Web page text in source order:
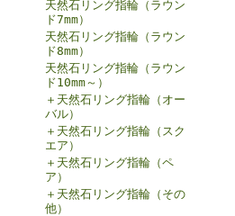
天然石リング指輪（ラウン
ド7mm）
天然石リング指輪（ラウン
ド8mm）
天然石リング指輪（ラウン
ド10mm～）
＋天然石リング指輪（オー
バル）
＋天然石リング指輪（スク
エア）
＋天然石リング指輪（ペ
ア）
＋天然石リング指輪（その
他）